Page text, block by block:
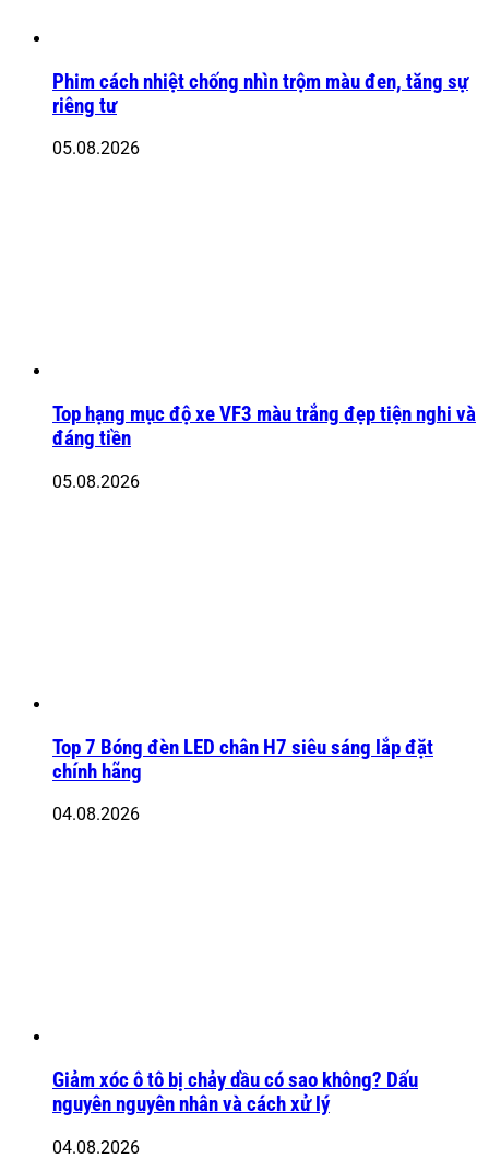
Phim cách nhiệt chống nhìn trộm màu đen, tăng sự
riêng tư
05.08.2026
Top hạng mục độ xe VF3 màu trắng đẹp tiện nghi và
đáng tiền
05.08.2026
Top 7 Bóng đèn LED chân H7 siêu sáng lắp đặt
chính hãng
04.08.2026
Giảm xóc ô tô bị chảy dầu có sao không? Dấu
nguyên nguyên nhân và cách xử lý
04.08.2026